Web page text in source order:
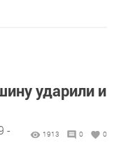
ударили и
-
1913 0 0